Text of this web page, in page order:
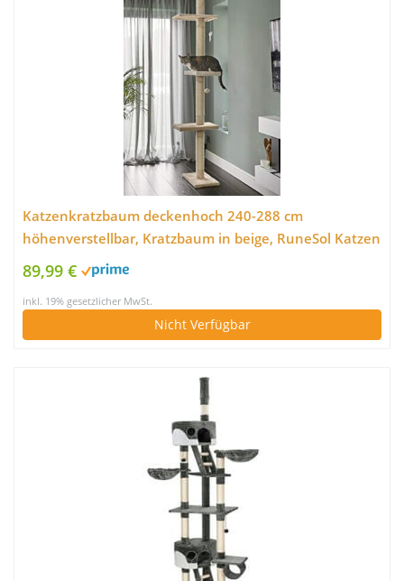
Katzenkratzbaum deckenhoch 240-288 cm
höhenverstellbar, Kratzbaum in beige, RuneSol Katzen
Kletterbaum deckenhoch mit 3 großen Plattformen,
Stabiler Kratzturm (Katzenbaum) (Katzenbaum)
89,99 €
inkl. 19% gesetzlicher MwSt.
Nicht Verfügbar